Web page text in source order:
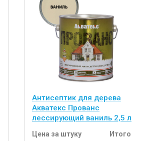
Антисептик для дерева
Акватекс Прованс
лессирующий ваниль 2,5 л
Цена за штуку Итого